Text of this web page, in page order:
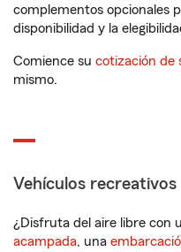
complementos opcionales
disponibilidad y la
Comience su cotización de
mismo.
Vehículos recreativos
¿Disfruta del aire libre con
acampada, una